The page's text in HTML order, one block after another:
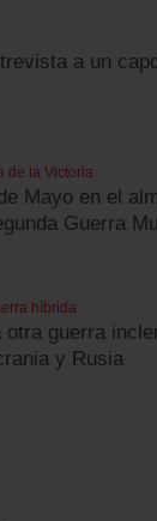
a un
de la Victoria
Mayo en el
Guerra
híbrida
otra guerra
y Rusia